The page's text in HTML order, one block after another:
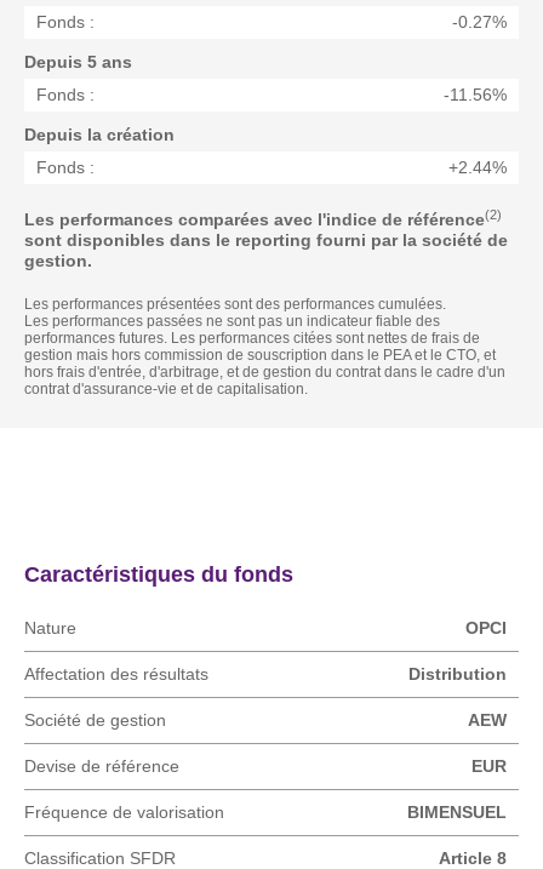
Fonds :
-0.27%
Depuis 5 ans
Fonds :
-11.56%
Depuis la création
Fonds :
+2.44%
Les performances comparées avec l'indice de référence(2)
sont disponibles dans le reporting fourni par la société de
gestion.
Les performances présentées sont des performances cumulées.
Les performances passées ne sont pas un indicateur fiable des
performances futures. Les performances citées sont nettes de frais de
gestion mais hors commission de souscription dans le PEA et le CTO, et
hors frais d'entrée, d'arbitrage, et de gestion du contrat dans le cadre d'un
contrat d'assurance-vie et de capitalisation.
Caractéristiques du fonds
Nature OPCI
Affectation des résultats Distribution
Société de gestion AEW
Devise de référence EUR
Fréquence de valorisation BIMENSUEL
Classification SFDR Article 8